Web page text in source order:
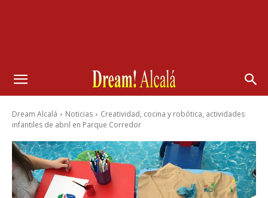
Dream Alcalá Noticias
Creatividad, cocina y robótica, actividades
infantiles de abril en Parque Corredor